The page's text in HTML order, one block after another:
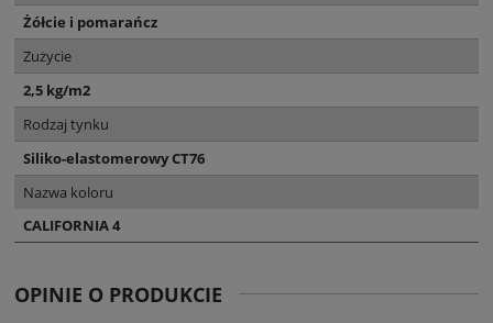
Żółcie i pomarańcz
Zużycie
2,5 kg/m2
Rodzaj tynku
Siliko-elastomerowy CT76
Nazwa koloru
CALIFORNIA 4
OPINIE O PRODUKCIE